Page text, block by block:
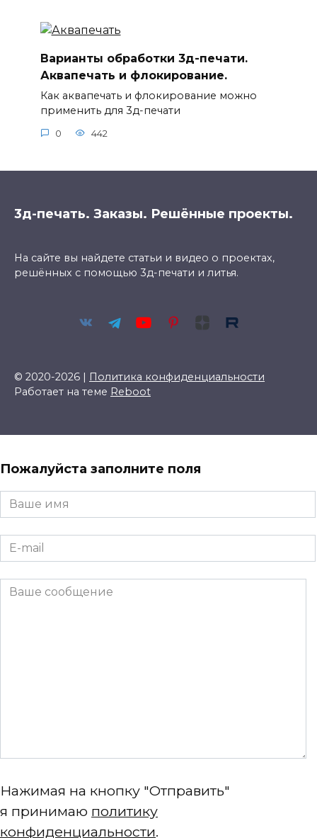
Варианты обработки 3д-печати.
Аквапечать и флокирование.
Как аквапечать и флокирование можно
применить для 3д-печати
0 442
3д-печать. Заказы. Решённые проекты.
На сайте вы найдете статьи и видео о проектах,
решённых с помощью 3д-печати и литья.
© 2020-2026 | Политика конфиденциальности
Работает на теме Reboot
Пожалуйста заполните поля
Нажимая на кнопку "Отправить"
я принимаю политику
конфиденциальности.